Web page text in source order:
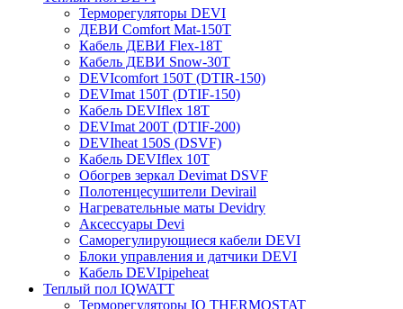
Терморегуляторы DEVI
ДЕВИ Comfort Mat-150T
Кабель ДЕВИ Flex-18T
Кабель ДЕВИ Snow-30T
DEVIcomfort 150T (DTIR-150)
DEVImat 150T (DTIF-150)
Кабель DEVIflex 18T
DEVImat 200T (DTIF-200)
DEVIheat 150S (DSVF)
Кабель DEVIflex 10T
Обогрев зеркал Devimat DSVF
Полотенцесушители Devirail
Нагревательные маты Devidry
Аксессуары Devi
Саморегулирующиеся кабели DEVI
Блоки управления и датчики DEVI
Кабель DEVIpipeheat
Теплый пол IQWATT
Терморегуляторы IQ THERMOSTAT